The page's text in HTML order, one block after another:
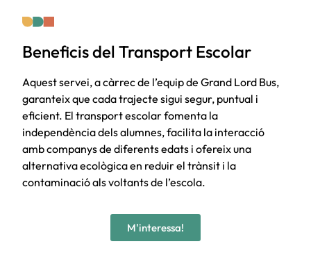
Beneficis del Transport Escolar
Aquest servei, a càrrec de l’equip de Grand Lord Bus,
garanteix que cada trajecte sigui segur, puntual i
eficient. El transport escolar fomenta la
independència dels alumnes, facilita la interacció
amb companys de diferents edats i ofereix una
alternativa ecològica en reduir el trànsit i la
contaminació als voltants de l’escola.
M'interessa!